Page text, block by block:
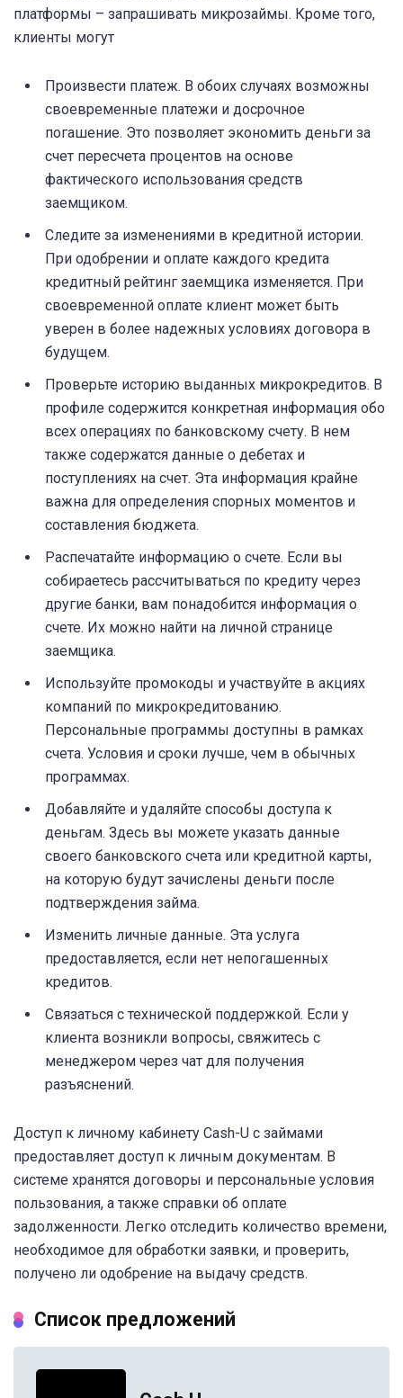
платформы – запрашивать микрозаймы. Кроме того,
клиенты могут
Произвести платеж. В обоих случаях возможны
своевременные платежи и досрочное
погашение. Это позволяет экономить деньги за
счет пересчета процентов на основе
фактического использования средств
заемщиком.
Следите за изменениями в кредитной истории.
При одобрении и оплате каждого кредита
кредитный рейтинг заемщика изменяется. При
своевременной оплате клиент может быть
уверен в более надежных условиях договора в
будущем.
Проверьте историю выданных микрокредитов. В
профиле содержится конкретная информация обо
всех операциях по банковскому счету. В нем
также содержатся данные о дебетах и
поступлениях на счет. Эта информация крайне
важна для определения спорных моментов и
составления бюджета.
Распечатайте информацию о счете. Если вы
собираетесь рассчитываться по кредиту через
другие банки, вам понадобится информация о
счете. Их можно найти на личной странице
заемщика.
Используйте промокоды и участвуйте в акциях
компаний по микрокредитованию.
Персональные программы доступны в рамках
счета. Условия и сроки лучше, чем в обычных
программах.
Добавляйте и удаляйте способы доступа к
деньгам. Здесь вы можете указать данные
своего банковского счета или кредитной карты,
на которую будут зачислены деньги после
подтверждения займа.
Изменить личные данные. Эта услуга
предоставляется, если нет непогашенных
кредитов.
Связаться с технической поддержкой. Если у
клиента возникли вопросы, свяжитесь с
менеджером через чат для получения
разъяснений.
Доступ к личному кабинету Cash-U с займами
предоставляет доступ к личным документам. В
системе хранятся договоры и персональные условия
пользования, а также справки об оплате
задолженности. Легко отследить количество времени,
необходимое для обработки заявки, и проверить,
получено ли одобрение на выдачу средств.
Список предложений